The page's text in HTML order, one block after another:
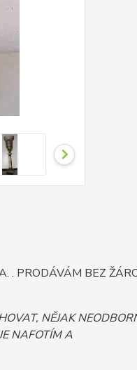
. PRODÁVÁM BEZ
NĚJAK
NAFOTÍM A